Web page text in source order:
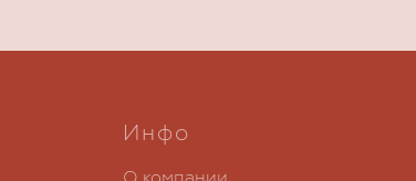
Инфо
О компании